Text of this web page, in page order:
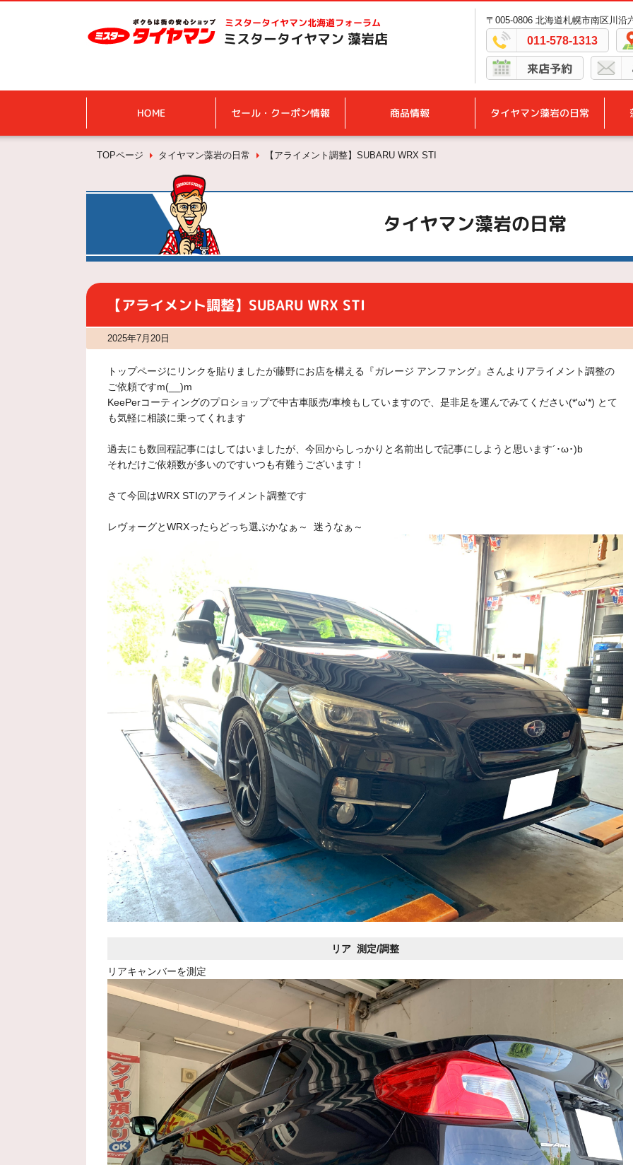
ミスタータイヤマン北海道フォーラム
ミスタータイヤマン 藻岩店
〒005-0806 北海道札幌市南区川沿
011-578-1313
来店予約
HOME セール・クーポン情報 商品情報 タイヤマン藻岩の日常
TOPページ タイヤマン藻岩の日常 【アライメント調整】SUBARU WRX STI
タイヤマン藻岩の日常
【アライメント調整】SUBARU WRX STI
2025年7月20日
トップページにリンクを貼りましたが藤野にお店を構える『ガレージ アンファング』さんよりアライメント調整の
ご依頼ですm(__)m
KeePerコーティングのプロショップで中古車販売/車検もしていますので、是非足を運んでみてください(*'ω'*) とて
も気軽に相談に乗ってくれます
過去にも数回程記事にはしてはいましたが、今回からしっかりと名前出しで記事にしようと思います´･ω･)b
それだけご依頼数が多いのですいつも有難うございます！
さて今回はWRX STIのアライメント調整です
レヴォーグとWRXったらどっち選ぶかなぁ～ 迷うなぁ～
リア 測定/調整
リアキャンバーを測定